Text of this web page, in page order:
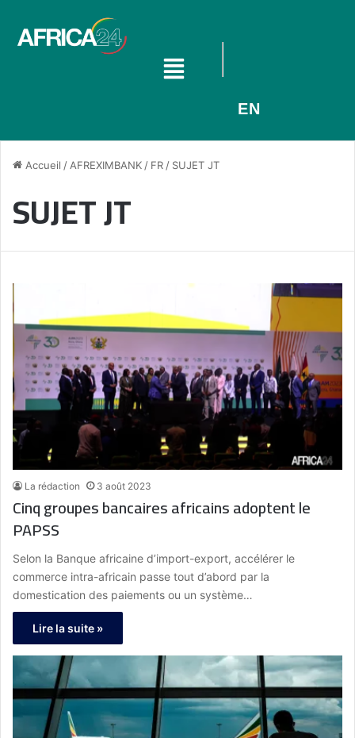
EN
Accueil / AFREXIMBANK / FR / SUJET JT
SUJET JT
La rédaction 3 août 2023
Cinq groupes bancaires africains adoptent le
PAPSS
Selon la Banque africaine d’import-export, accélérer le
commerce intra-africain passe tout d’abord par la
domestication des paiements ou un système…
Lire la suite »